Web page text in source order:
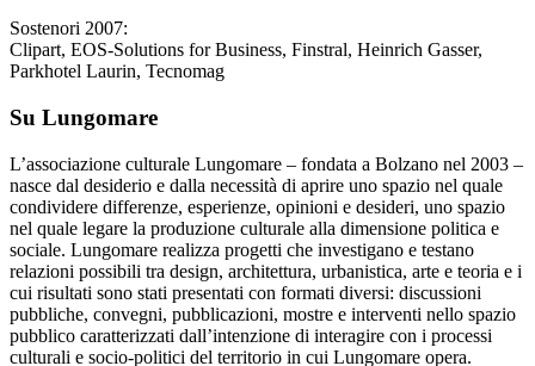
Sostenori 2007:
Clipart, EOS-Solutions for Business, Finstral, Heinrich Gasser,
Parkhotel Laurin, Tecnomag
Su Lungomare
L’associazione culturale Lungomare – fondata a Bolzano nel 2003 –
nasce dal desiderio e dalla necessità di aprire uno spazio nel quale
condividere differenze, esperienze, opinioni e desideri, uno spazio
nel quale legare la produzione culturale alla dimensione politica e
sociale. Lungomare realizza progetti che investigano e testano
relazioni possibili tra design, architettura, urbanistica, arte e teoria e i
cui risultati sono stati presentati con formati diversi: discussioni
pubbliche, convegni, pubblicazioni, mostre e interventi nello spazio
pubblico caratterizzati dall’intenzione di interagire con i processi
culturali e socio-politici del territorio in cui Lungomare opera.